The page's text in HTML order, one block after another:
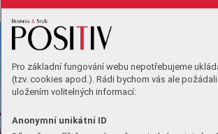
Pro základní fungování webu nepotřebujeme
(tzv. cookies apod.). Rádi bychom vás ale
uložením volitelných informací:
Anonymní unikátní ID